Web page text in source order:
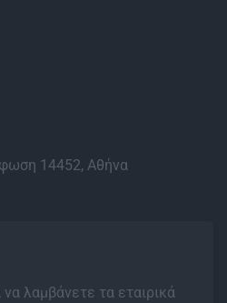
14452, Αθήνα
λαμβάνετε τα εταιρικά